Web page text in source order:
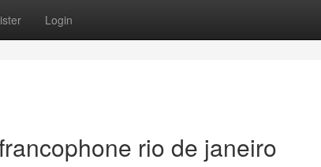
Login
rio de janeiro